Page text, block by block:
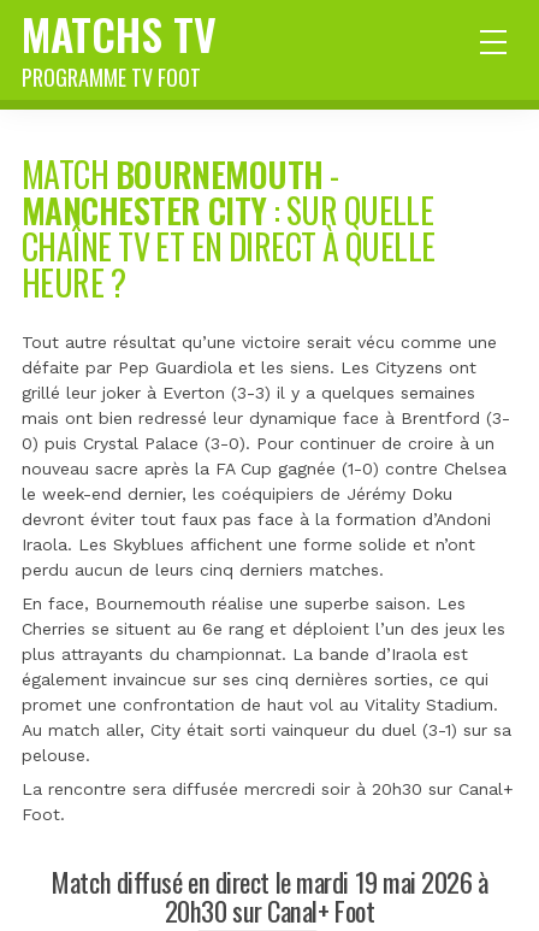
MATCHS TV
PROGRAMME TV FOOT
MATCH BOURNEMOUTH-
MANCHESTER CITY: SUR QUELLE
CHAÎNE TV ET EN DIRECT À QUELLE
HEURE ?
Tout autre résultat qu’une victoire serait vécu comme une
défaite par Pep Guardiola et les siens. Les Cityzens ont
grillé leur joker à Everton (3-3) il y a quelques semaines
mais ont bien redressé leur dynamique face à Brentford (3-
0) puis Crystal Palace (3-0). Pour continuer de croire à un
nouveau sacre après la FA Cup gagnée (1-0) contre Chelsea
le week-end dernier, les coéquipiers de Jérémy Doku
devront éviter tout faux pas face à la formation d’Andoni
Iraola. Les Skyblues affichent une forme solide et n’ont
perdu aucun de leurs cinq derniers matches.
En face, Bournemouth réalise une superbe saison. Les
Cherries se situent au 6e rang et déploient l’un des jeux les
plus attrayants du championnat. La bande d’Iraola est
également invaincue sur ses cinq dernières sorties, ce qui
promet une confrontation de haut vol au Vitality Stadium.
Au match aller, City était sorti vainqueur du duel (3-1) sur sa
pelouse.
La rencontre sera diffusée mercredi soir à 20h30 sur Canal+
Foot.
Match diffusé en direct le mardi 19 mai 2026 à
20h30 sur Canal+ Foot